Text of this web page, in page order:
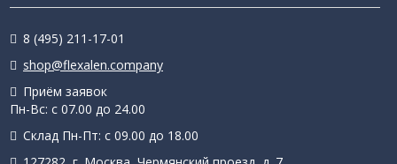
8 (495) 211-17-01
shop@flexalen.company
Приём заявок
Пн-Вс: с 07.00 до 24.00
Склад Пн-Пт: с 09.00 до 18.00